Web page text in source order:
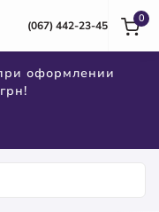
(067) 442-23-45
оформлении
0